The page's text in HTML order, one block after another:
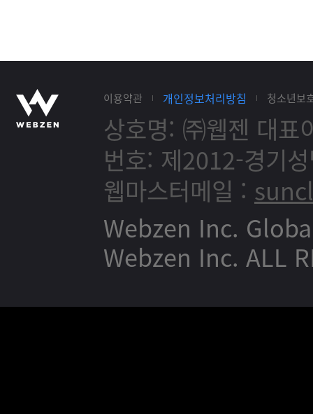
이용약관 개인정보처리방침 청소년보
상호명: ㈜웹젠 대표
번호: 제2012-경기
웹마스터메일 :
Webzen Inc.
Webzen Inc. ALL